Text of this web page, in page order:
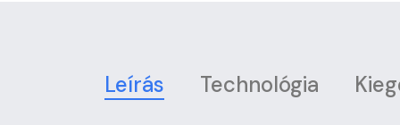
Leírás Technológia